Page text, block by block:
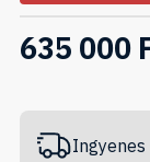
635 000